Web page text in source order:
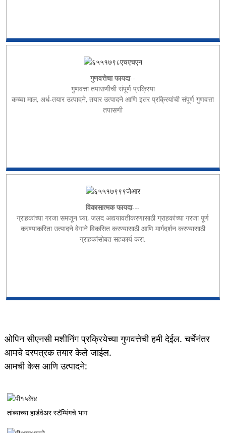
गुणवत्तेचा फायदा--
गुणवत्ता तपासणीची संपूर्ण प्रक्रिया
कच्चा माल, अर्ध-तयार उत्पादने, तयार उत्पादने आणि इतर प्रक्रियांची संपूर्ण गुणवत्ता
तपासणी
विकासात्मक फायदा---
ग्राहकांच्या गरजा समजून घ्या, जलद अद्ययावतीकरणासाठी ग्राहकांच्या गरजा पूर्ण
करण्याकरिता उत्पादने वेगाने विकसित करण्यासाठी आणि मार्गदर्शन करण्यासाठी
ग्राहकांसोबत सहकार्य करा.
ओपिन सीएनसी मशीनिंग प्रक्रियेच्या गुणवत्तेची हमी देईल. चर्चेनंतर
आमचे दरपत्रक तयार केले जाईल.
आमची केस आणि उत्पादने:
तांब्याच्या हार्डवेअर स्टॅम्पिंगचे भाग